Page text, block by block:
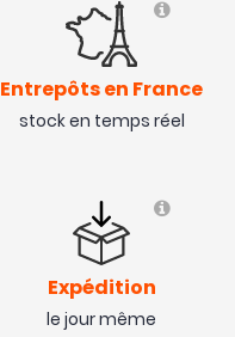
Entrepôts en France
stock en temps réel
Expédition
le jour même